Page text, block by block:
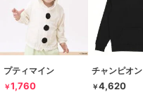
プティマイン
￥1,760
チャンピオン
￥4,620